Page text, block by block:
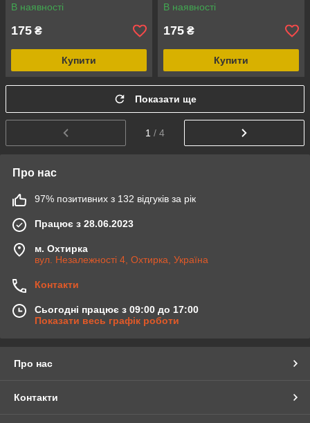
В наявності
175 ₴
Купити
В наявності
175 ₴
Купити
Показати ще
1 / 4
Про нас
97% позитивних з 132 відгуків за рік
Працює з 28.06.2023
м. Охтирка
вул. Незалежності 4, Охтирка, Україна
Контакти
Сьогодні працює з 09:00 до 17:00
Показати весь графік роботи
Про нас
Контакти